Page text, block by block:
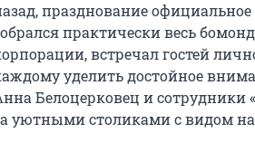
празднование официальное
практически весь
встречал гостей
уделить достойное
Белоцерковец и сотрудники
уютными столиками с видом на